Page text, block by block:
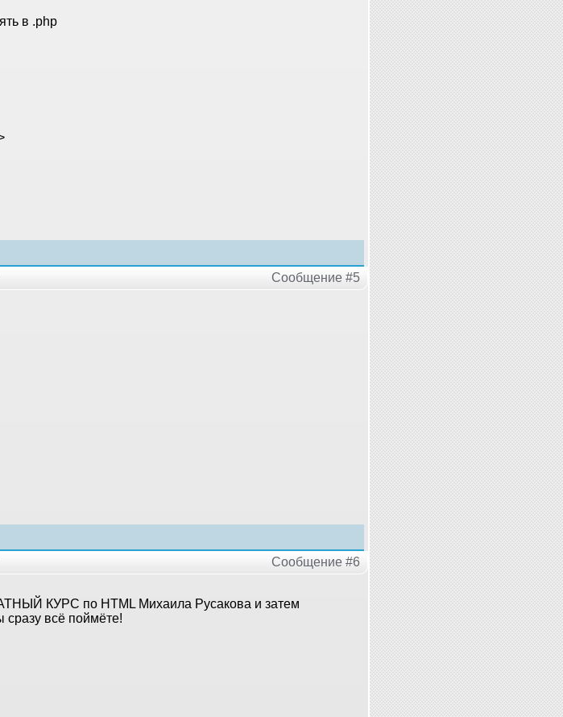
в .php
Сообщение #5
Сообщение #6
КУРС по HTML Михаила Русакова и затем
всё поймёте!